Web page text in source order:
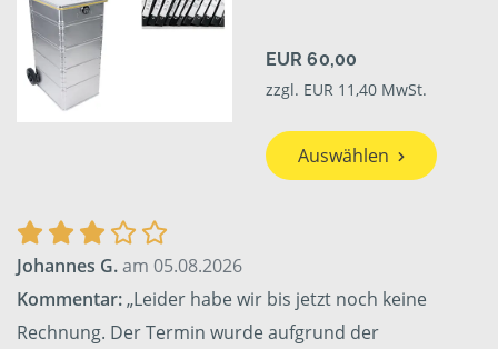
EUR 60,00
zzgl. EUR 11,40 MwSt.
Auswählen
Johannes G.am 05.08.2026
Kommentar:„Leider habe wir bis jetzt noch keine
Rechnung. Der Termin wurde aufgrund der